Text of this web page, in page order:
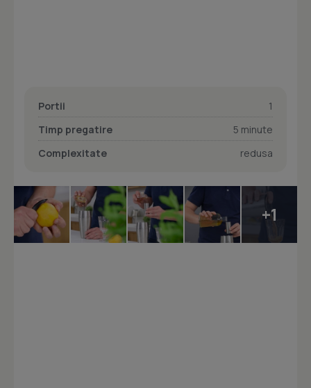
Portii
1
Timp pregatire
5 minute
Complexitate
redusa
+1